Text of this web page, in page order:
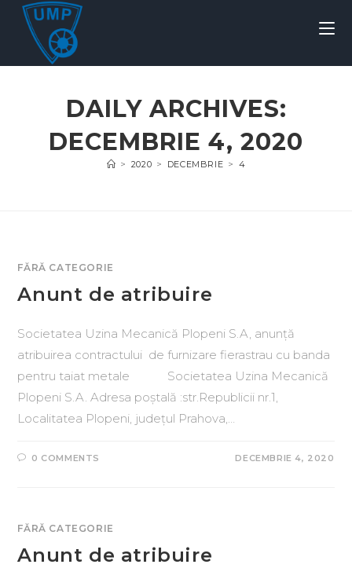
DAILY ARCHIVES:
DECEMBRIE 4, 2020
> 2020 > DECEMBRIE > 4
FĂRĂ CATEGORIE
Anunt de atribuire
Societatea Uzina Mecanică Plopeni S.A, anunță
atribuirea contractului de furnizare fierastrau cu banda
pentru taiat metale Societatea Uzina Mecanică
Plopeni S.A. Adresa poștală :str.Republicii nr.1,
Localitatea Plopeni, județul Prahova,…
0 COMMENTS DECEMBRIE 4, 2020
FĂRĂ CATEGORIE
Anunt de atribuire